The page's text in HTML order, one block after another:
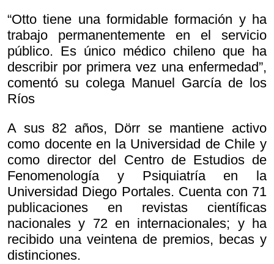
“Otto tiene una formidable formación y ha
trabajo permanentemente en el servicio
público. Es único médico chileno que ha
describir por primera vez una enfermedad”,
comentó su colega Manuel García de los
Ríos
A sus 82 años, Dörr se mantiene activo
como docente en la Universidad de Chile y
como director del Centro de Estudios de
Fenomenología y Psiquiatría en la
Universidad Diego Portales. Cuenta con 71
publicaciones en revistas científicas
nacionales y 72 en internacionales; y ha
recibido una veintena de premios, becas y
distinciones.